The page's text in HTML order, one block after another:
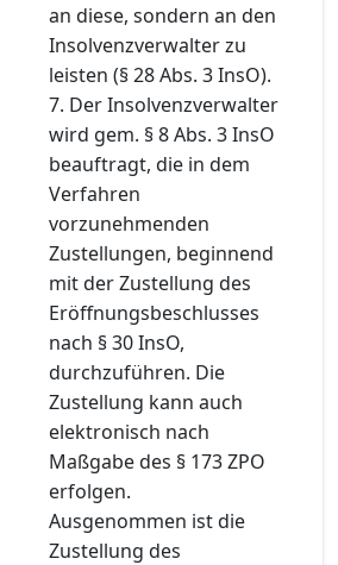
an diese, sondern an den
Insolvenzverwalter zu
leisten (§ 28 Abs. 3 InsO).
7. Der Insolvenzverwalter
wird gem. § 8 Abs. 3 InsO
beauftragt, die in dem
Verfahren
vorzunehmenden
Zustellungen, beginnend
mit der Zustellung des
Eröffnungsbeschlusses
nach § 30 InsO,
durchzuführen. Die
Zustellung kann auch
elektronisch nach
Maßgabe des § 173 ZPO
erfolgen.
Ausgenommen ist die
Zustellung des